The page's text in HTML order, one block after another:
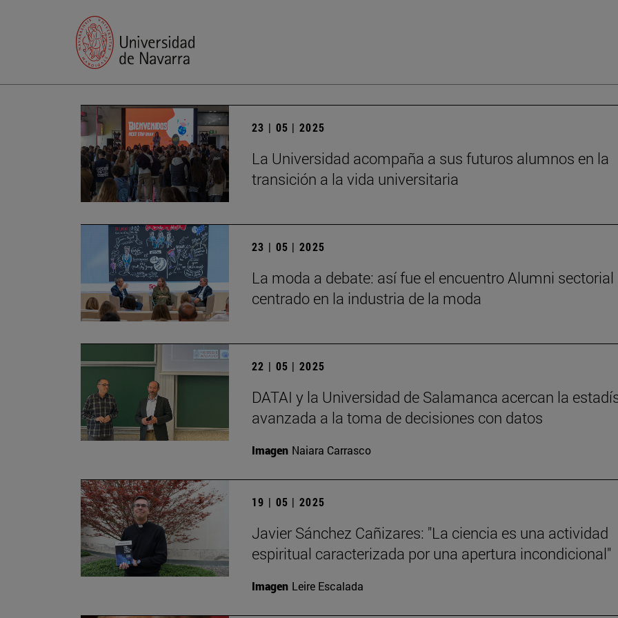
23 | 05 | 2025
La Universidad acompaña a sus futuros alumnos en la
transición a la vida universitaria
23 | 05 | 2025
La moda a debate: así fue el encuentro Alumni sectorial
centrado en la industria de la moda
22 | 05 | 2025
DATAI y la Universidad de Salamanca acercan la
avanzada a la toma de decisiones con datos
Imagen Naiara Carrasco
19 | 05 | 2025
Javier Sánchez Cañizares: "La ciencia es una actividad
espiritual caracterizada por una apertura incondicional"
Imagen Leire Escalada